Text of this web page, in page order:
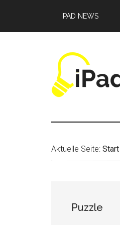
springen
springen
springen
IPAD NEWS
Aktuelle Seite: Start
Puzzle